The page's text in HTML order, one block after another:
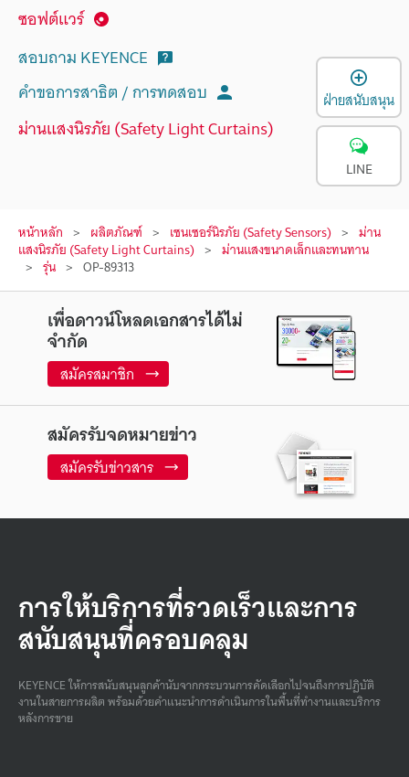
ซอฟต์แวร์
สอบถาม KEYENCE
คำขอการสาธิต / การทดสอบ
ม่านแสงนิรภัย (Safety Light Curtains)
หน้าหลัก ผลิตภัณฑ์ เซนเซอร์นิรภัย (Safety Sensors) ม่าน
แสงนิรภัย (Safety Light Curtains) ม่านแสงขนาดเล็กและทนทาน
รุ่น OP-89313
เพื่อดาวน์โหลดเอกสารได้ไม่
จำกัด
สมัครสมาชิก
สมัครรับจดหมายข่าว
สมัครรับข่าวสาร
การให้บริการที่รวดเร็วและการ
สนับสนุนที่ครอบคลุม
KEYENCE ให้การสนับสนุนลูกค้านับจากกระบวนการคัดเลือกไปจนถึงการปฏิบัติ
งานในสายการผลิต พร้อมด้วยคําแนะนําการดําเนินการในพื้นที่ทํางานและบริการ
หลังการขาย
ฝ่ายสนับสนุน
LINE